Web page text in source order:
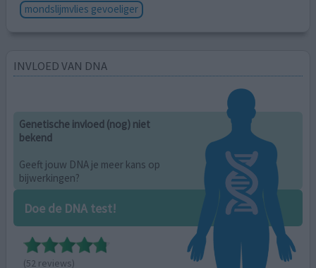
mondslijmvlies gevoeliger
INVLOED VAN DNA
Genetische invloed (nog) niet
bekend
Geeft jouw DNA je meer kans op
bijwerkingen?
Doe de DNA test!
(52 reviews)